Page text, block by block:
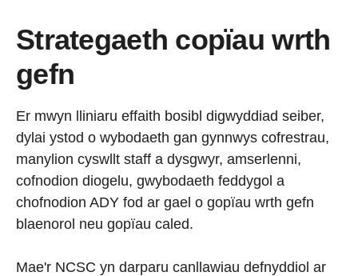
Strategaeth copïau wrth
gefn
Er mwyn lliniaru effaith bosibl digwyddiad seiber,
dylai ystod o wybodaeth gan gynnwys cofrestrau,
manylion cyswllt staff a dysgwyr, amserlenni,
cofnodion diogelu, gwybodaeth feddygol a
chofnodion ADY fod ar gael o gopïau wrth gefn
blaenorol neu gopïau caled.
Mae'r NCSC yn darparu canllawiau defnyddiol ar